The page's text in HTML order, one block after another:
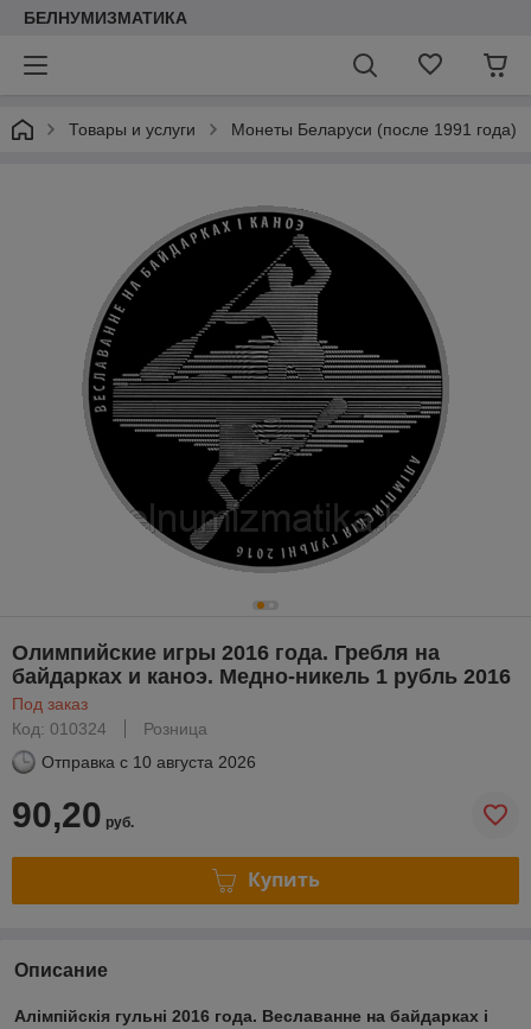
БЕЛНУМИЗМАТИКА
Товары и услуги Монеты Беларуси (после 1991 года)
Олимпийские игры 2016 года. Гребля на
байдарках и каноэ. Медно-никель 1 рубль 2016
Под заказ
Код: 010324
Розница
Отправка с 10 августа 2026
90,20 руб.
Купить
Описание
Алімпійскія гульні 2016 года. Веславанне на байдарках і